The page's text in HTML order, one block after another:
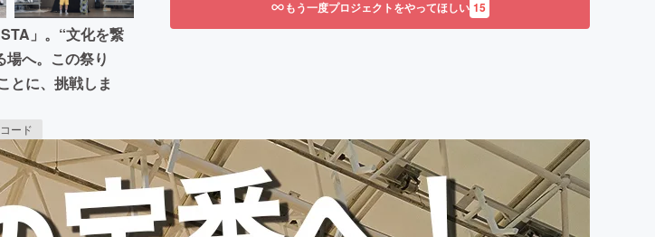
」。“文化を繋
へ。この祭り
とに、挑戦しま
ード
もう一度プロジェクトをやってほしい 15